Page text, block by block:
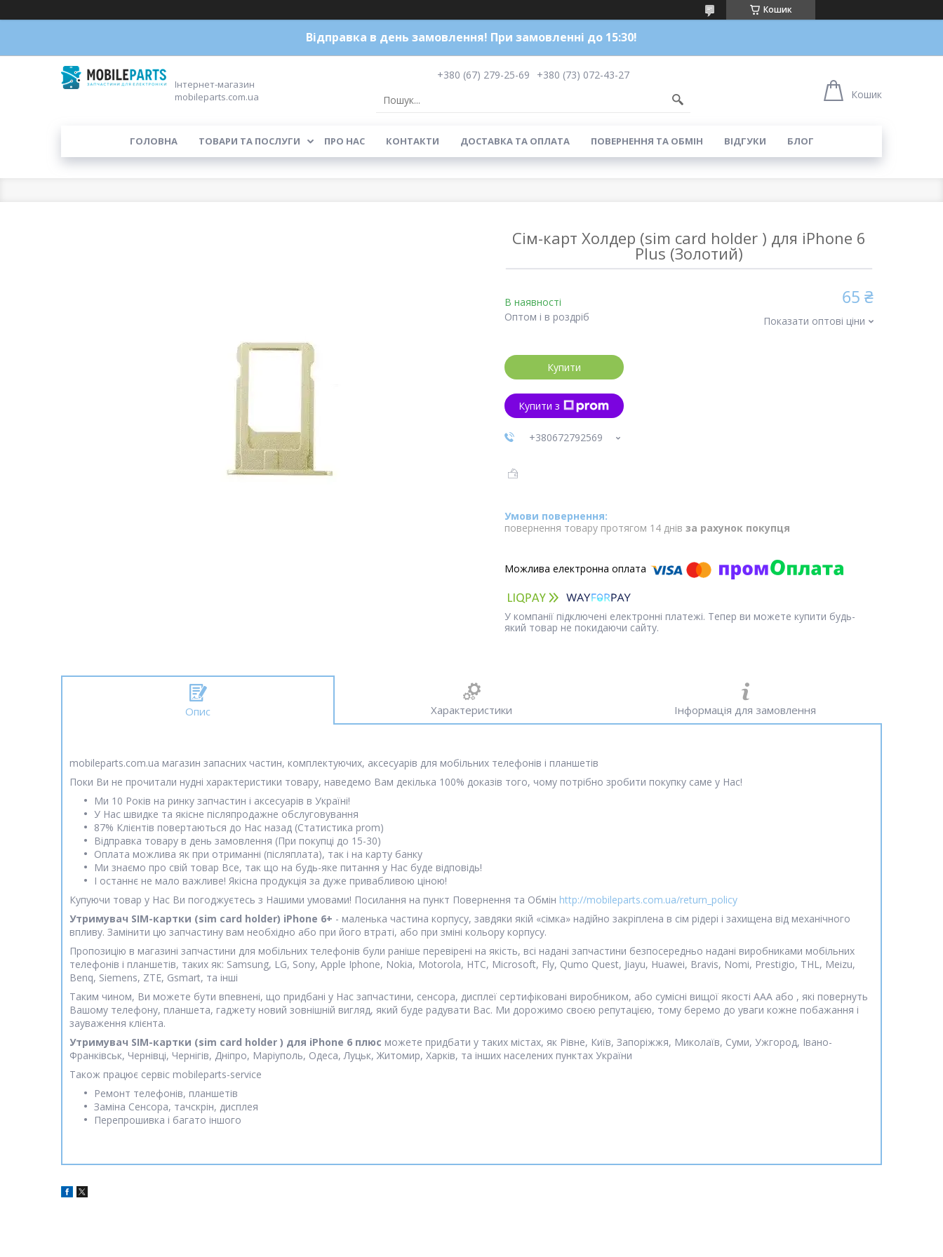
Кошик
Відправка в день замовлення! При замовленні до 15:30!
Інтернет-магазин
mobileparts.com.ua
+380 (67) 279-25-69
+380 (73) 072-43-27
Кошик
ГОЛОВНА ТОВАРИ ТА ПОСЛУГИ ПРО НАС КОНТАКТИ ДОСТАВКА ТА ОПЛАТА ПОВЕРНЕННЯ ТА ОБМІН ВІДГУКИ БЛОГ
Сім-карт Холдер (sim card holder ) для iPhone 6
Plus (Золотий)
В наявності
Оптом і в роздріб
65 ₴
Показати оптові ціни
Купити
Купити з
+380672792569
повернення товару протягом 14 днів за рахунок покупця
У компанії підключені електронні платежі. Тепер ви можете купити будь-
який товар не покидаючи сайту.
Опис Характеристики Інформація для замовлення
mobileparts.com.ua магазин запасних частин, комплектуючих, аксесуарів для мобільних телефонів і планшетів
Поки Ви не прочитали нудні характеристики товару, наведемо Вам декілька 100% доказів того, чому потрібно зробити покупку саме у Нас!
Ми 10 Років на ринку запчастин і аксесуарів в Україні!
У Нас швидке та якісне післяпродажне обслуговування
87% Клієнтів повертаються до Нас назад (Статистика prom)
Відправка товару в день замовлення (При покупці до 15-30)
Оплата можлива як при отриманні (післяплата), так і на карту банку
Ми знаємо про свій товар Все, так що на будь-яке питання у Нас буде відповідь!
І останнє не мало важливе! Якісна продукція за дуже привабливою ціною!
Купуючи товар у Нас Ви погоджуєтесь з Нашими умовами! Посилання на пункт Повернення та Обмін http://mobileparts.com.ua/return_policy
Утримувач SIM-картки (sim card holder) iPhone 6+ - маленька частина корпусу, завдяки якій «сімка» надійно закріплена в сім рідері і захищена від механічного
впливу. Замінити цю запчастину вам необхідно або при його втраті, або при зміні кольору корпусу.
Пропозицію в магазині запчастини для мобільних телефонів були раніше перевірені на якість, всі надані запчастини безпосередньо надані виробниками мобільних
телефонів і планшетів, таких як: Samsung, LG, Sony, Apple Iphone, Nokia, Motorola, HTC, Microsoft, Fly, Qumo Quest, Jiayu, Huawei, Bravis, Nomi, Prestigio, THL, Meizu,
Benq, Siemens, ZTE, Gsmart, та інші
Таким чином, Ви можете бути впевнені, що придбані у Нас запчастини, сенсора, дисплеї сертифіковані виробником, або сумісні вищої якості ААА або , які повернуть
Вашому телефону, планшета, гаджету новий зовнішній вигляд, який буде радувати Вас. Ми дорожимо своєю репутацією, тому беремо до уваги кожне побажання і
зауваження клієнта.
Утримувач SIM-картки (sim card holder ) для iPhone 6 плюс можете придбати у таких містах, як Рівне, Київ, Запоріжжя, Миколаїв, Суми, Ужгород, Івано-
Франківськ, Чернівці, Чернігів, Дніпро, Маріуполь, Одеса, Луцьк, Житомир, Харків, та інших населених пунктах України
Також працює сервіс mobileparts-service
Ремонт телефонів, планшетів
Заміна Сенсора, тачскрін, дисплея
Перепрошивка і багато іншого